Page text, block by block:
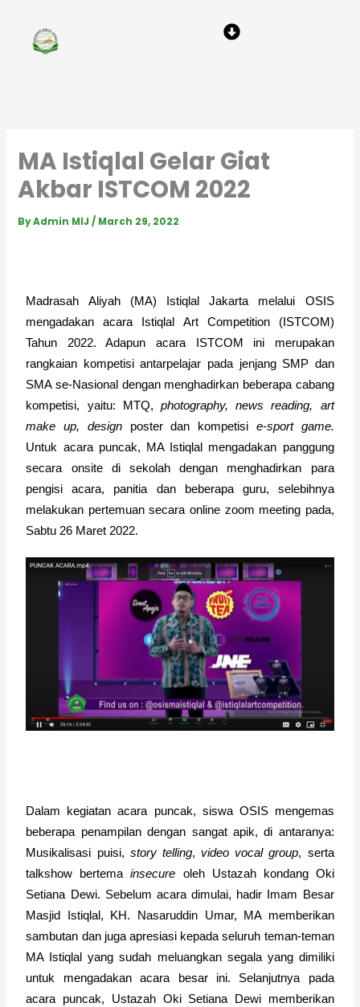
content
Menu
MA Istiqlal Gelar Giat
Akbar ISTCOM 2022
ByAdmin MIJ/ March 29, 2022
Madrasah Aliyah (MA) Istiqlal Jakarta melalui OSIS
mengadakan acara Istiqlal Art Competition (ISTCOM)
Tahun 2022. Adapun acara ISTCOM ini merupakan
rangkaian kompetisi antarpelajar pada jenjang SMP dan
SMA se-Nasional dengan menghadirkan beberapa cabang
kompetisi, yaitu: MTQ, photography, news reading, art
make up, design poster dan kompetisi
Untuk acara puncak, MA Istiqlal mengadakan panggung
secara onsite di sekolah dengan menghadirkan para
pengisi acara, panitia dan beberapa guru, selebihnya
melakukan pertemuan secara online zoom meeting pada,
Sabtu 26 Maret 2022.
Dalam kegiatan acara puncak, siswa OSIS mengemas
beberapa penampilan dengan sangat apik, di antaranya:
Musikalisasi puisi, story telling, video vocal group, serta
talkshow bertema insecure oleh Ustazah kondang Oki
Setiana Dewi. Sebelum acara dimulai, hadir Imam Besar
Masjid Istiqlal, KH. Nasaruddin Umar, MA memberikan
sambutan dan juga apresiasi kepada seluruh teman-teman
MA Istiqlal yang sudah meluangkan segala yang dimiliki
untuk mengadakan acara besar ini. Selanjutnya pada
acara puncak, Ustazah Oki Setiana Dewi memberikan